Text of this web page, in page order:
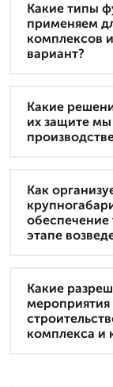
Какие типы
применяем
комплексов
вариант?
Какие
их защите
Как
обеспечение
этапе
Какие
комплекса и